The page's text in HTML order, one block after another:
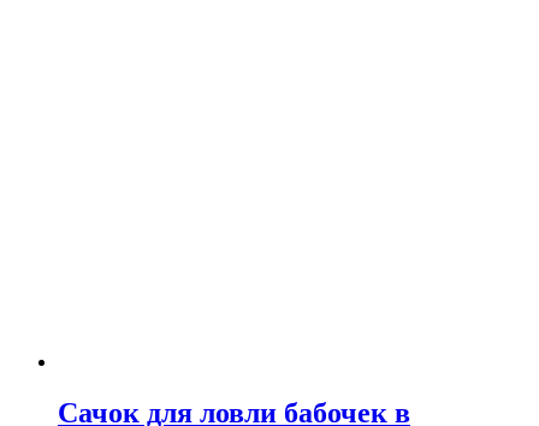
Сачок для ловли бабочек в